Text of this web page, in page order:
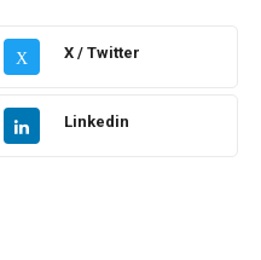
Hukuk
Sağlıklı Yaşam
X X / Twitter
Linkedin